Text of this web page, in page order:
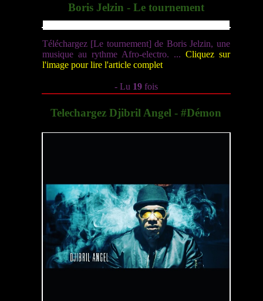
Boris Jelzin - Le tournement
Téléchargez [Le tournement] de Boris Jelzin, une
musique au rythme Afro-electro. ... Cliquez sur
l'image pour lire l'article complet
- Lu 19fois
Telechargez Djibril Angel - #Démon